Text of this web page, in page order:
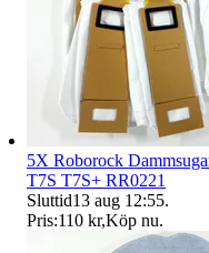
5X Roborock
T7S T7S+ RR0221
Sluttid13 aug 12:55.
Pris:110 kr,Köp nu.